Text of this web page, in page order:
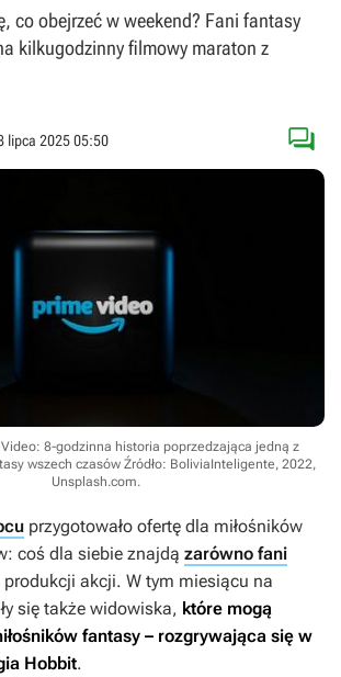
co obejrzeć w weekend? Fani fantasy
kilkugodzinny filmowy maraton z
lipca 2025 05:50 
8-godzinna historia poprzedzająca jedną z
wszech czasów Źródło: BoliviaInteligente, 2022,
Unsplash.com.
przygotowało ofertę dla miłośników
coś dla siebie znajdą zarówno fani
produkcji akcji. W tym miesiącu na
się także widowiska, które mogą
fantasy – rozgrywająca się w
Hobbit.